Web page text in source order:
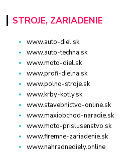
STROJE, ZARIADENIE
www.auto-diel.sk
www.auto-techna.sk
www.moto-diel.sk
www.profi-dielna.sk
www.polno-stroje.sk
www.krby-kotly.sk
www.stavebnictvo-online.sk
www.maxiobchod-naradie.sk
www.moto-prislusenstvo.sk
www.firemne-zariadenie.sk
www.nahradnediely.online